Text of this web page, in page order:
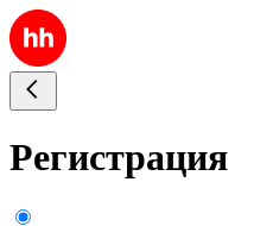
Регистрация